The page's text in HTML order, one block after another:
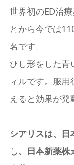
世界初のED治
とから今では
名です。
ひし形をした青
ィルです。服
えると効果が発
シアリスは、
し、日本新薬